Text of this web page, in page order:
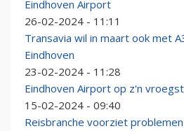
Eindhoven Airport
26-02-2024 - 11:11
Transavia wil in maart ook met
Eindhoven
23-02-2024 - 11:28
Eindhoven Airport op z'n
15-02-2024 - 09:40
Reisbranche voorziet